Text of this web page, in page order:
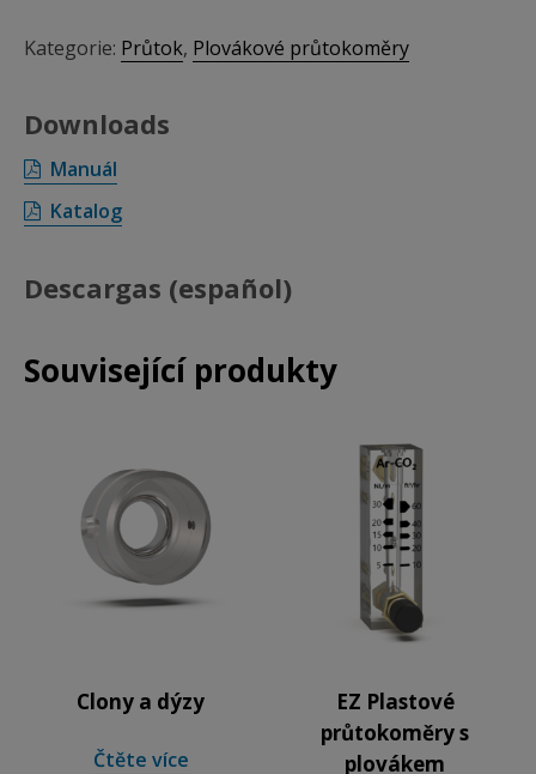
Kategorie: Průtok, Plovákové průtokoměry
Downloads
Manuál
Katalog
Descargas (español)
Související produkty
Clony a dýzy
Čtěte více
EZ Plastové
průtokoměry s
plovákem